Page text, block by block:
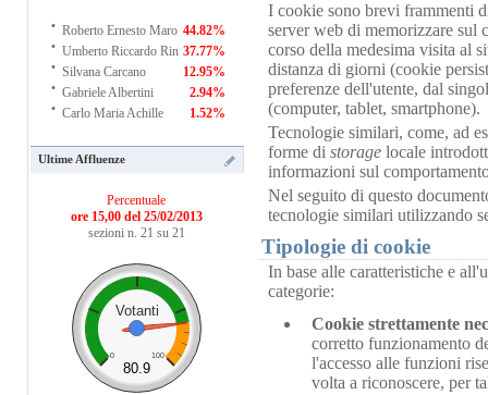
· Roberto Ernesto Maro 44.82%
· Umberto Riccardo Rin 37.77%
· Silvana Carcano 12.95%
· Gabriele Albertini 2.94%
· Carlo Maria Achille 1.52%
Ultime Affluenze
Percentuale
ore 15,00 del 25/02/2013
sezioni n. 21 su 21
Votanti
0 100
80.9
I cookie sono brevi frammenti
server web di memorizzare sul
corso della medesima visita al
distanza di giorni (cookie
preferenze dell'utente, dal
(computer, tablet, smartphone).
Tecnologie similari, come, ad
forme distoragelocale
informazioni sul
Nel seguito di questo
tecnologie similari utilizzando
Tipologie di cookie
In base alle caratteristiche e
categorie:
Cookie strettamente
corretto funzionamento
l'accesso alle funzioni
volta a riconoscere, per